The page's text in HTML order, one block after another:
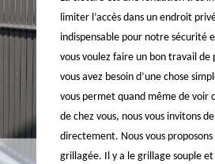
limiter l’accès dans un endroit
indispensable pour notre sécurité
vous voulez faire un bon travail de
vous avez besoin d’une chose
vous permet quand même de voir
de chez vous, nous vous invitons
directement. Nous vous
grillagée. Il y a le grillage souple